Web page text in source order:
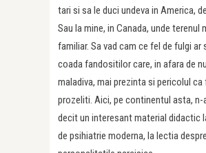
tari si sa le duci undeva in America,
Sau la mine, in Canada, unde terenul
familiar. Sa vad cam ce fel de fulgi ar
coada fandositilor care, in afara de
maladiva, mai prezinta si pericolul ca
prozeliti. Aici, pe continentul asta, n-
decit un interesant material didactic
de psihiatrie moderna, la lectia despre